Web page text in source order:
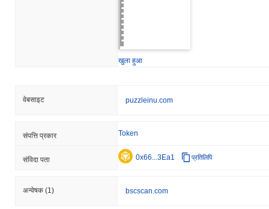
खुला हुआ
वेबसाइट puzzleinu.com
संपत्ति प्रकार Token
संविदा पता 0x66...3Ea1 प्रतिलिपि
अन्वेषक (1) bscscan.com